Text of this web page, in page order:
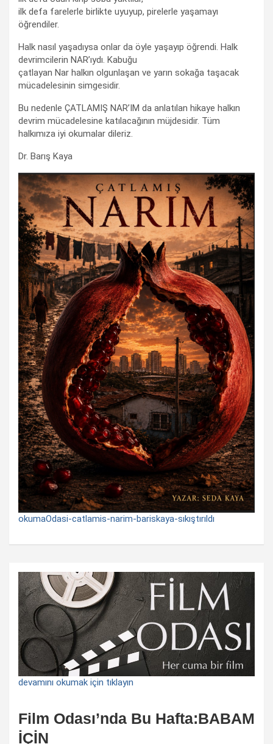
ilk defa farelerle birlikte uyuyup, pirelerle yaşamayı
öğrendiler.
Halk nasıl yaşadıysa onlar da öyle yaşayıp öğrendi. Halk
devrimcilerin NAR’ıydı. Kabuğu
çatlayan Nar halkın olgunlaşan ve yarın sokağa taşacak
mücadelesinin simgesidir.
Bu nedenle ÇATLAMIŞ NAR’IM da anlatılan hikaye halkın
devrim mücadelesine katılacağının müjdesidir. Tüm
halkımıza iyi okumalar dileriz.
Dr. Barış Kaya
okumaOdasi-catlamis-narim-bariskaya-sıkıştırıldı
devamını okumak için tıklayın
Film Odası’nda Bu Hafta:BABAM
İÇİN